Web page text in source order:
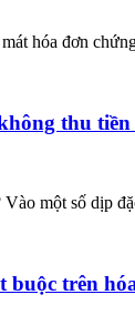
hóa đơn
thu
một số dịp
buộc trên